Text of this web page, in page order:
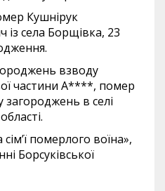
Кушнірук
села Борщівка, 23
взводу
частини А****, помер
в селі
померлого воїна»,
Борсуківської